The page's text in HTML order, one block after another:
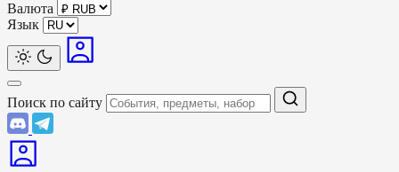
Валюта
Язык
Поиск по сайту